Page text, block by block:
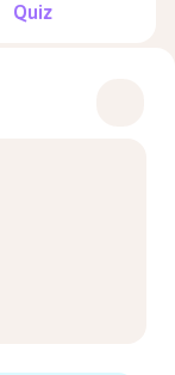
Quiz